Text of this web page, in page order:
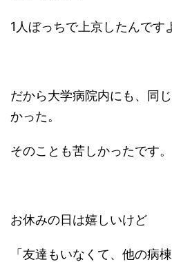
1人ぼっちで上京したんです
だから大学病院内にも、同
かった。
そのことも苦しかったです。
お休みの日は嬉しいけど
「友達もいなくて、他の病